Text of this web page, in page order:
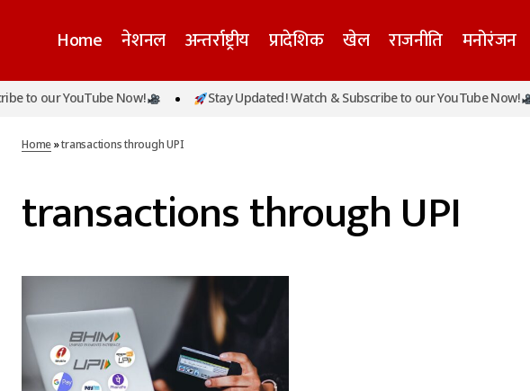
Home नेशनल अन्तर्राष्ट्रीय प्रादेशिक खेल राजनीति मनोरंजन
to our YouTube Now! Stay Updated! Watch & Subscribe to our YouTube Now!
Home»transactions through UPI
transactions through UPI